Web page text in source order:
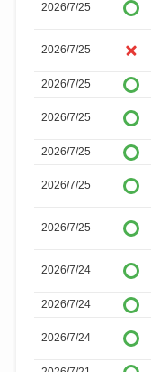
2026/7/25
2026/7/25
2026/7/25
2026/7/25
2026/7/25
2026/7/25
2026/7/25
2026/7/24
2026/7/24
2026/7/24